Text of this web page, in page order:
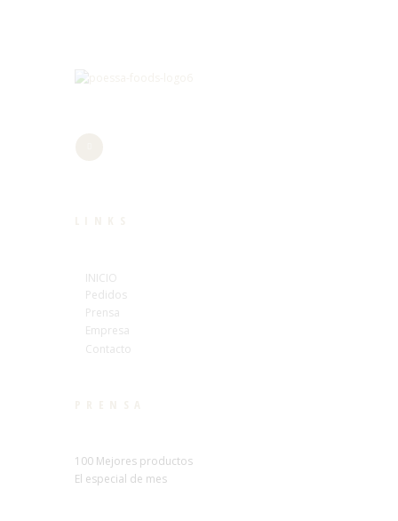
INICIO
Pedidos
Prensa
Empresa
Contacto
100 Mejores productos
El especial de mes